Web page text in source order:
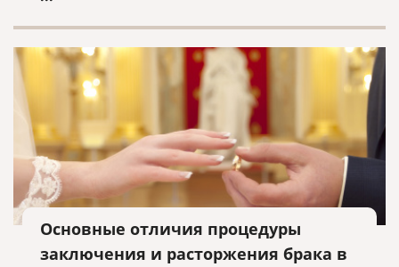
принимающей стороной как непосредственно, так
и через почтовые отделения.
Основные отличия процедуры
заключения и расторжения брака в